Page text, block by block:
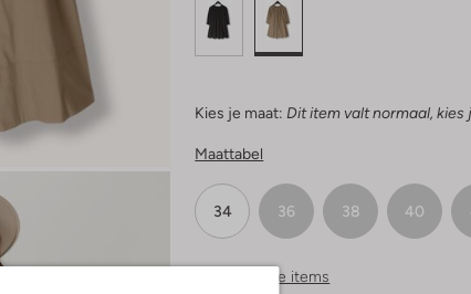
Kies je maat: Dit item valt normaal, kies
Maattabel
34 36 38 40
Vergelijkbare items